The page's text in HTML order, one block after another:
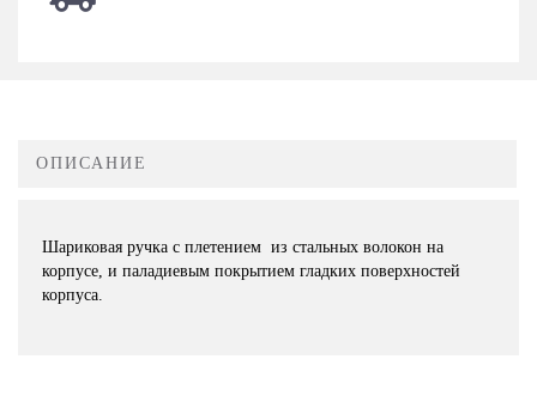
ОПИСАНИЕ
Шариковая ручка с плетением из стальных волокон на
корпусе, и паладиевым покрытием гладких поверхностей
корпуса.